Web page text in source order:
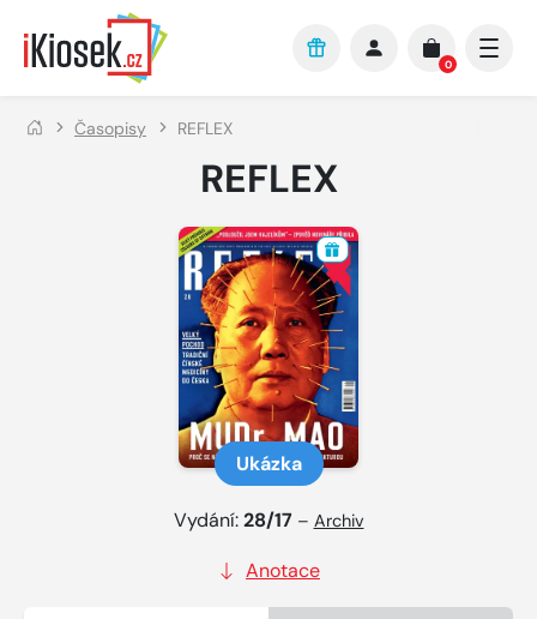
Přejít na hlavní obsah
0
Časopisy REFLEX
REFLEX
Ukázka
Vydání:28/17 – Archiv
Anotace